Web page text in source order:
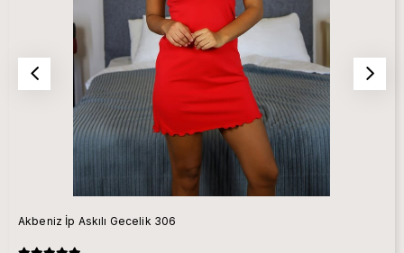
Akbeniz İp Askılı Gecelik 306